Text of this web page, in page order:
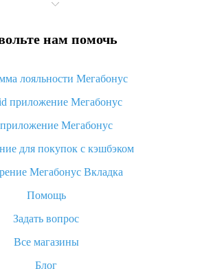
«Заказ закрыт» на Алиэкспресс и что
просит ввести паспортные
пришла посылка с Алиэкспресс
Алиэкспресс, когда вернут деньги?
на Алиэкспресс, как их получить и
Shipping»: что это за метод доставки и
как его отслеживать
оптом на Алиэкспресс
не пришел товар с Алиэкспресс
возврата денег
нам помочь
лояльности Мегабонус
приложение Мегабонус
Мегабонус
для покупок с кэшбэком
Мегабонус Вкладка
Помощь
Задать вопрос
Все магазины
Блог